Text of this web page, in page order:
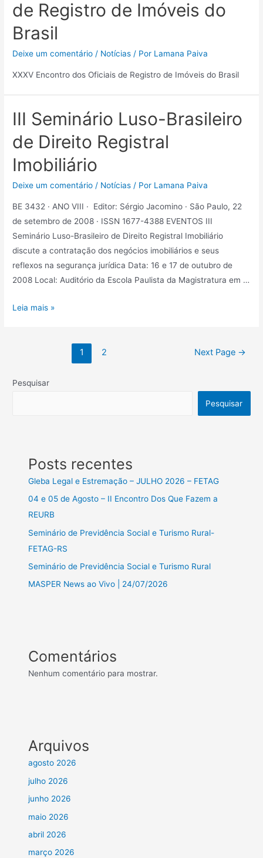
de Registro de Imóveis do
Brasil
Deixe um comentário / Notícias / Por Lamana Paiva
XXXV Encontro dos Oficiais de Registro de Imóveis do Brasil
III Seminário Luso-Brasileiro
de Direito Registral
Imobiliário
Deixe um comentário / Notícias / Por Lamana Paiva
BE 3432 · ANO VIII · Editor: Sérgio Jacomino · São Paulo, 22
de setembro de 2008 · ISSN 1677-4388 EVENTOS III
Seminário Luso-Brasileiro de Direito Registral Imobiliário
discute a contratação dos negócios imobiliários e seus
reflexos na segurança jurídica Data: 16 e 17 de outubro de
2008 Local: Auditório da Escola Paulista da Magistratura em …
Leia mais »
1 2 Next Page →
Pesquisar
Pesquisar
Posts recentes
Gleba Legal e Estremação – JULHO 2026 – FETAG
04 e 05 de Agosto – II Encontro Dos Que Fazem a
REURB
Seminário de Previdência Social e Turismo Rural-
FETAG-RS
Seminário de Previdência Social e Turismo Rural
MASPER News ao Vivo | 24/07/2026
Comentários
Nenhum comentário para mostrar.
Arquivos
agosto 2026
julho 2026
junho 2026
maio 2026
abril 2026
março 2026